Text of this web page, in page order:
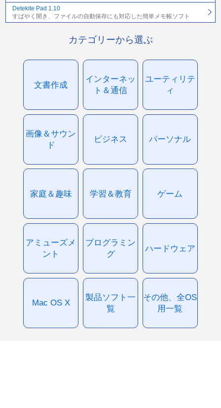
Detekite Pad 1.10
すばやく開き、ファイルの自動保存にも対応した簡単メモ帳ソフト
カテゴリーから選ぶ
文書作成
インターネッ
ト＆通信
ユーティリテ
ィ
画像＆サウン
ド
ビジネス パーソナル
家庭＆趣味 学習＆教育 ゲーム
アミューズメ
ント
プログラミン
グ
ハードウェア
Mac OS X
製品ソフト一
覧
その他、全OS
用一覧